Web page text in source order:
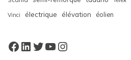
Vinci électrique élévation éolien
Facebook
LinkedIn
Twitter
YouTube
Instagram